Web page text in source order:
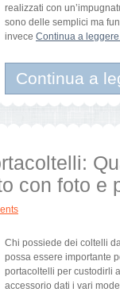
realizzati con
sono delle semplici ma
invece Continua a
Continua a
con foto e
Chi possiede dei coltelli
possa essere importante
portacoltelli per custodirli
accessorio dati i vari